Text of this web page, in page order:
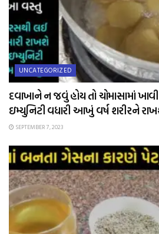
UNCATEGORIZED
દવાખાને ન જવું હોય તો ચોમાસામાં
ઇમ્યુનિટી વધારી આખું વર્ષ શરીરને
SEPTEMBER 7, 2023